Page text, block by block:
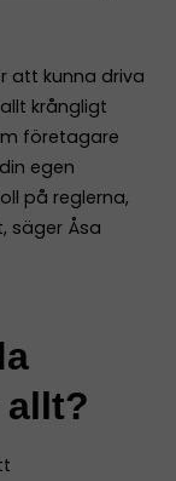
att kunna driva
krångligt
företagare
egen
på reglerna,
säger Åsa
allt?